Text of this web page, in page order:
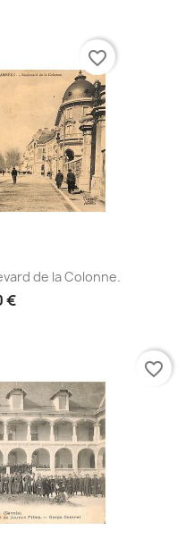
de la Colonne.
€
favorite_border
favorite_border